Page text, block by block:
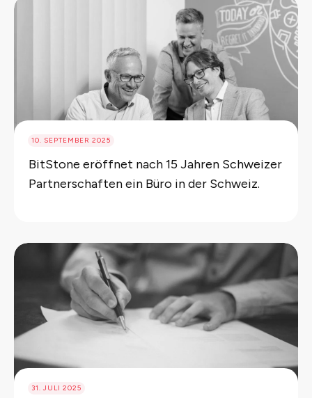
10. SEPTEMBER 2025
BitStone eröffnet nach 15 Jahren Schweizer
Partnerschaften ein Büro in der Schweiz.
31. JULI 2025